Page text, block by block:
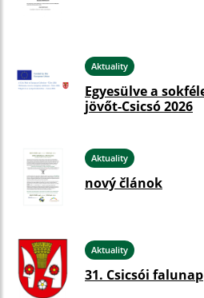
Aktuality
Egyesülve a
jövőt-Csicsó 2026
Aktuality
nový článok
Aktuality
31. Csicsói falunap